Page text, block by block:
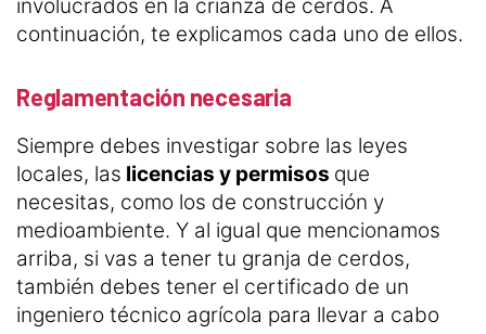
involucrados en la crianza de cerdos. A
continuación, te explicamos cada uno de ellos.
Reglamentación necesaria
Siempre debes investigar sobre las leyes
locales, las licencias y permisos que
necesitas, como los de construcción y
medioambiente. Y al igual que mencionamos
arriba, si vas a tener tu granja de cerdos,
también debes tener el certificado de un
ingeniero técnico agrícola para llevar a cabo